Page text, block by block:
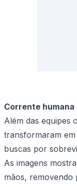
Corrente
Além das equipes
transformaram
buscas por
As imagens
mãos, removendo